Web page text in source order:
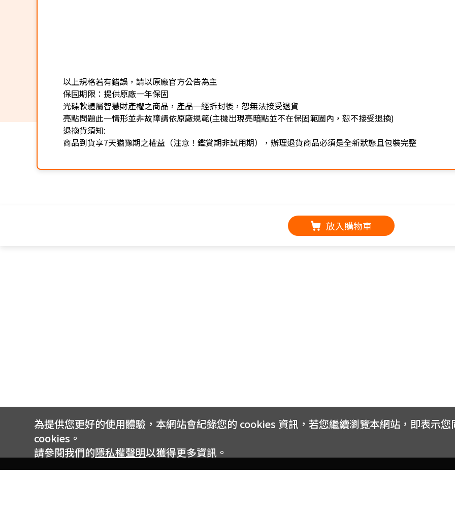
以上規格若有錯誤，請以原廠官方公告為主
保固期限：提供原廠一年保固
光碟軟體屬智慧財產權之商品，產品一經拆封後，恕無法接受退貨
亮點問題此一情形並非故障請依原廠規範(主機出現亮暗點並不在保固範圍內，恕不接受退換)
退換貨須知:
商品到貨享7天猶豫期之權益（注意！鑑賞期非試用期），辦理退貨商品必須是全新狀態且包裝完整
放入購物車
為提供您更好的使用體驗，本網站會紀錄您的 cookies 資訊，若您繼續瀏覽本網站，即表示您
cookies。
請參閱我們的隱私權聲明以獲得更多資訊。